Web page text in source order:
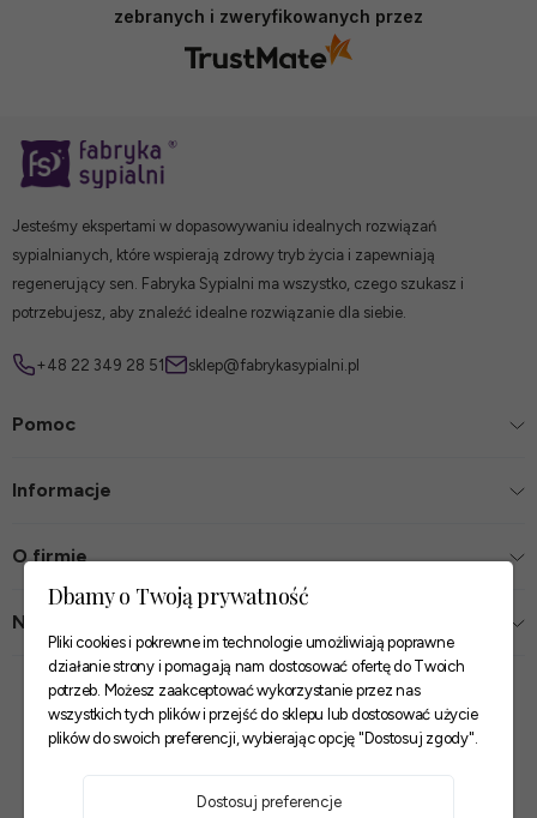
zebranych i zweryfikowanych przez
Jesteśmy ekspertami w dopasowywaniu idealnych rozwiązań
sypialnianych, które wspierają zdrowy tryb życia i zapewniają
regenerujący sen. Fabryka Sypialni ma wszystko, czego szukasz i
potrzebujesz, aby znaleźć idealne rozwiązanie dla siebie.
+48 22 349 28 51 sklep@fabrykasypialni.pl
Pomoc
Informacje
O firmie
Nasze sklepy
Zaufane płatności
Dbamy o Twoją prywatność
Pliki cookies i pokrewne im technologie umożliwiają poprawne
działanie strony i pomagają nam dostosować ofertę do Twoich
potrzeb. Możesz zaakceptować wykorzystanie przez nas
wszystkich tych plików i przejść do sklepu lub dostosować użycie
plików do swoich preferencji, wybierając opcję "Dostosuj zgody".
Dostosuj preferencje